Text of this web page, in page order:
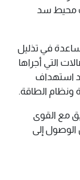
محيط سد
في تذليل
التي أجراها
استهداف
ونظام الطاقة.
مع القوى
الوصول إلى